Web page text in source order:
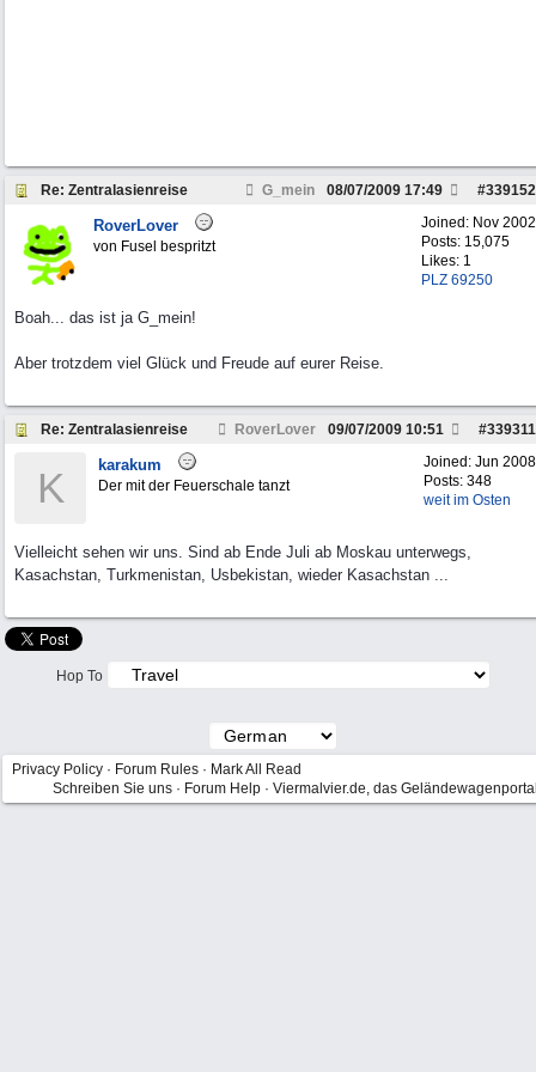
Re: Zentralasienreise G_mein #339152
08/07/2009 17:49
Joined: Nov 2002
Posts: 15,075
Likes: 1
PLZ 69250
RoverLover
von Fusel bespritzt
Boah... das ist ja G_mein!
Aber trotzdem viel Glück und Freude auf eurer Reise.
Re: Zentralasienreise RoverLover #339311
09/07/2009 10:51
Joined: Jun 2008
Posts: 348
weit im Osten
K karakum
Der mit der Feuerschale tanzt
Vielleicht sehen wir uns. Sind ab Ende Juli ab Moskau unterwegs,
Kasachstan, Turkmenistan, Usbekistan, wieder Kasachstan ...
Hop To
Privacy Policy · Forum Rules · Mark All Read
Schreiben Sie uns · Forum Help · Viermalvier.de, das